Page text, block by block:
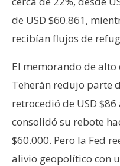
de USD $60.861,
recibían flujos de
El memorando de
Teherán redujo parte
retrocedió de USD $86
consolidó su rebote
$60.000. Pero la Fed
alivio geopolítico con